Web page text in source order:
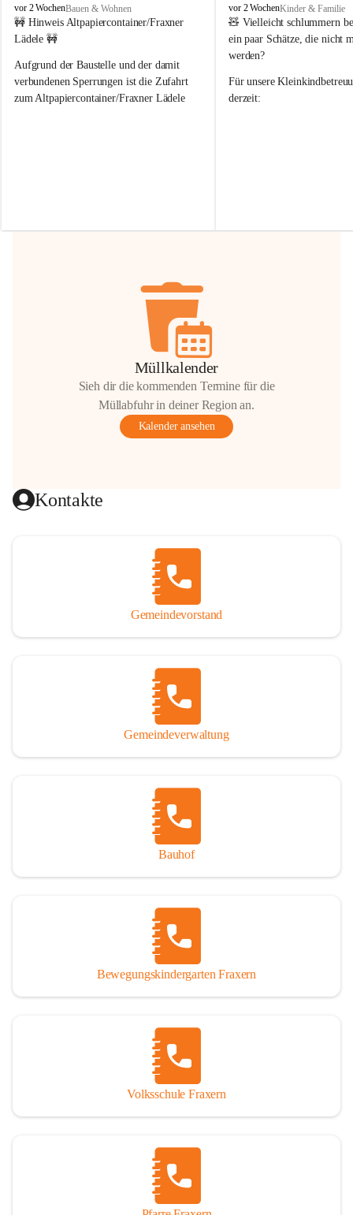
F
r
a
e
r
n
vor 2 WochenBauen & Wohnen
🚧 Hinweis Altpapiercontainer/Fraxner
Lädele 🚧
Aufgrund der Baustelle und der damit
verbundenen Sperrungen ist die Zufahrt
zum Altpapiercontainer/Fraxner Lädele
Hilfsbereitschaft!
F
r
a
x
r
n
vor 2 WochenKinder & Familie
🧸 Vielleicht schlummern
ein paar Schätze, die nicht
werden?
Für unsere
derzeit:
Müllkalender
Sieh dir die kommenden Termine für die
Müllabfuhr in deiner Region an.
Kalender ansehen
Kontakte
Gemeindevorstand
Gemeindeverwaltung
Bauhof
Bewegungskindergarten Fraxern
Volksschule Fraxern